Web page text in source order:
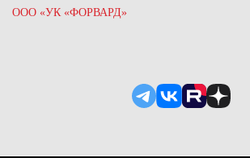
ООО «УК «ФОРВАРД»